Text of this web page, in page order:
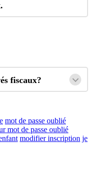
.
és fiscaux?
mot de passe oublié
mot de passe oublié
modifier inscription je